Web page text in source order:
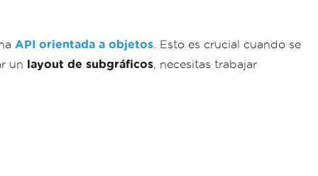
API orientada a objetos . Esto es crucial cuando se
un layout de subgráficos, necesitas trabajar